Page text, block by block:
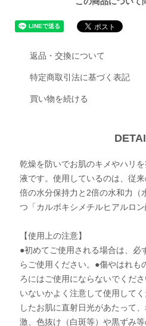
返品・交換について
特定商取引法に基づく表記
買い物を続ける
乾燥を防いでお肌のキメやハリ
液です。使用しているのは、従
倍の水分保持力と2倍の水和力（
つ「カルボキシメチルヒアルロ
【使用上の注意】
●初めてご使用される場合は、必
らご使用ください。●傷やはれも
ろにはご使用にならないでくだ
いないかよく注意して使用して
したお肌に直射日光があたって
激、色抜け（白斑等）や黒ずみ等